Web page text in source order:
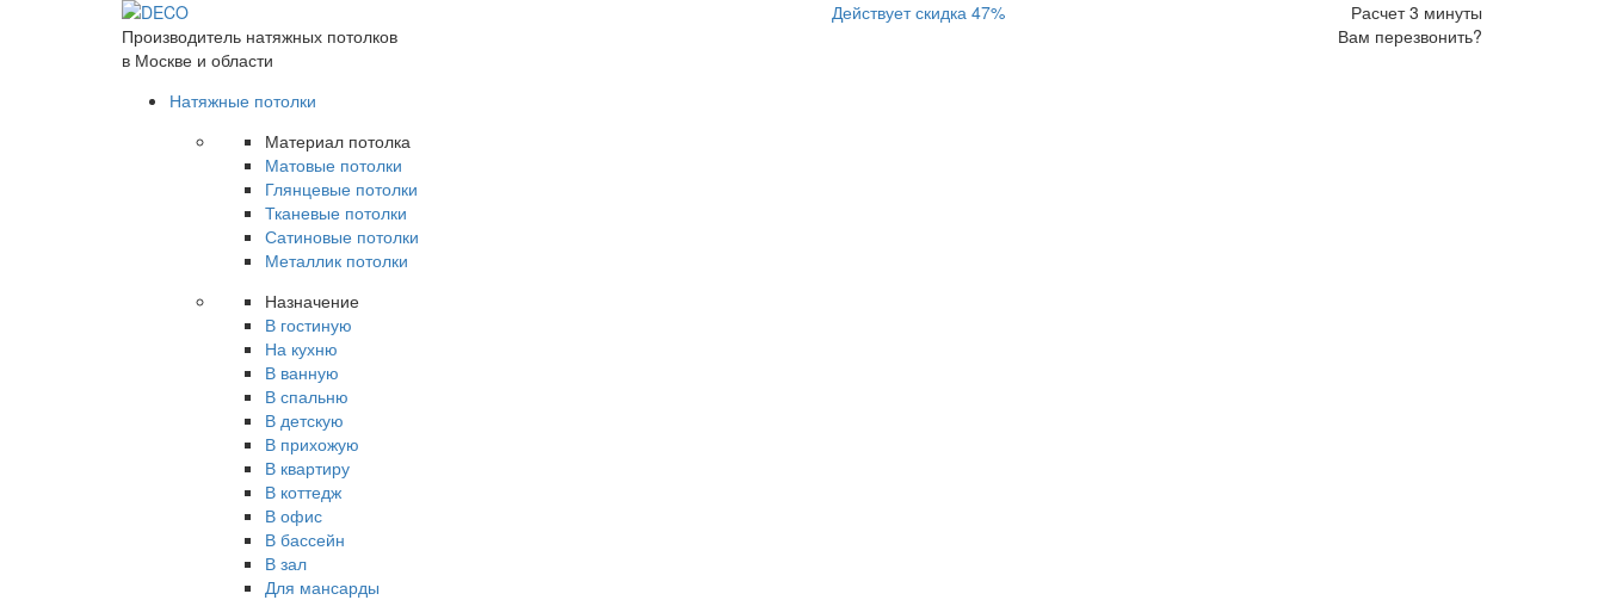
Производитель натяжных потолков
в Москве и области
Действует скидка 47%
Расчет 3 минуты
Вам перезвонить?
Натяжные потолки
Материал потолка
Матовые потолки
Глянцевые потолки
Тканевые потолки
Сатиновые потолки
Металлик потолки
Назначение
В гостиную
На кухню
В ванную
В спальню
В детскую
В прихожую
В квартиру
В коттедж
В офис
В бассейн
В зал
Для мансарды